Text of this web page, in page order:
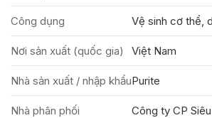
Công dụng Vệ sinh cơ thể,
Nơi sản xuất (quốc gia) Việt Nam
Nhà sản xuất / nhập khẩuPurite
Nhà phân phối Công ty CP